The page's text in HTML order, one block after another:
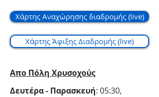
Χάρτης Αναχώρησης διαδρομής (live)
Χάρτης Άφιξης Διαδρομής (live)
Απο Πόλη Χρυσοχούς
Δευτέρα - Παρασκευή: 05:30,